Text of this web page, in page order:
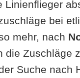
bei
mehr, nach
Zuschläge
Suche nach